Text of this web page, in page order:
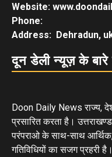
Website:
Phone:
Address: Dehradun,
दून डेली न्यूज़ के बारे
Doon Daily News राज्य,
प्रसारित करता है।
परंपराओ के साथ-साथ आर्थिक,
गतिविधियों का सजग